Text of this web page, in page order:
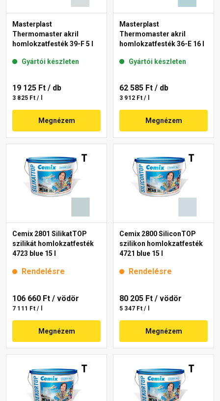
Masterplast
Thermomaster akril
homlokzatfesték 39-F 5 l
Gyártói készleten
19 125 Ft / db
3 825 Ft / l
Megnézem
Masterplast
Thermomaster akril
homlokzatfesték 36-E 16 l
Gyártói készleten
62 585 Ft / db
3 912 Ft / l
Megnézem
Cemix 2801 SilikatTOP
szilikát homlokzatfesték
4723 blue 15 l
Rendelésre
106 660 Ft / vödör
7 111 Ft / l
Megnézem
Cemix 2800 SiliconTOP
szilikon homlokzatfesték
4721 blue 15 l
Rendelésre
80 205 Ft / vödör
5 347 Ft / l
Megnézem